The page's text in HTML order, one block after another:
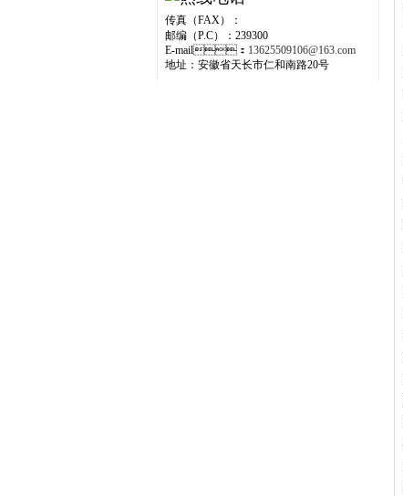
传真（FAX）：
邮编（P.C）：239300
E-mail： 13625509106@163.com
地址：安徽省天长市仁和南路20号